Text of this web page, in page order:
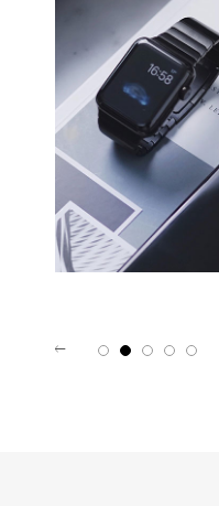
1 2 3 4 5